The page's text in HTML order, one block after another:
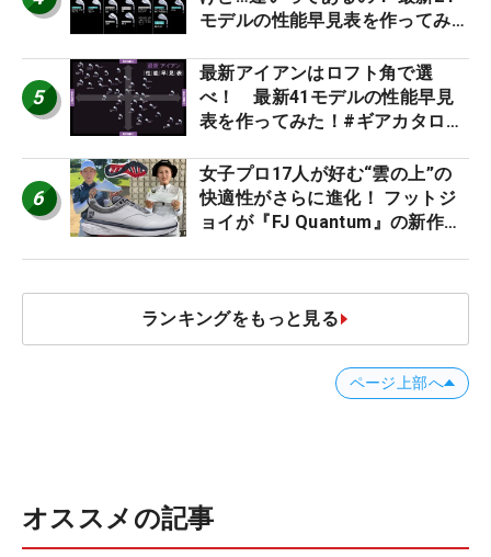
モデルの性能早見表を作ってみ
5
最新アイアンはロフト角で選
べ！ 最新41モデルの性能早見
表を作ってみた！#ギアカタログ
6
女子プロ17人が好む“雲の上”の
快適性がさらに進化！ フットジ
ョイが『FJ Quantum』の新作を
ランキングをもっと見る
ページ上部へ
オススメの記事